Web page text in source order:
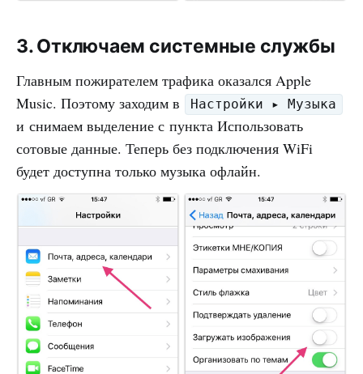
3. Отключаем системные службы
Главным пожирателем трафика оказался Apple
Music. Поэтому заходим в
Настройки ▸ Музыка
и снимаем выделение с пункта Использовать
сотовые данные. Теперь без подключения WiFi
будет доступна только музыка офлайн.